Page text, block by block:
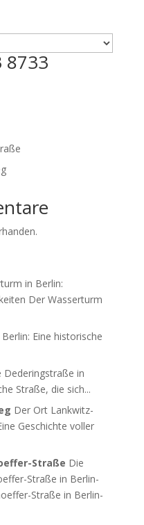
8733
in Berlin:
Der Wasserturm
Eine historische
Dederingstraße in
Straße, die sich...
Der Ort Lankwitz-
Geschichte voller
Straße Die
Straße in Berlin-
Straße in Berlin-